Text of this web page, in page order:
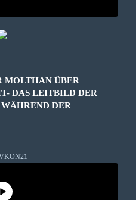
MOLTHAN ÜBER
DAS LEITBILD DER
DER